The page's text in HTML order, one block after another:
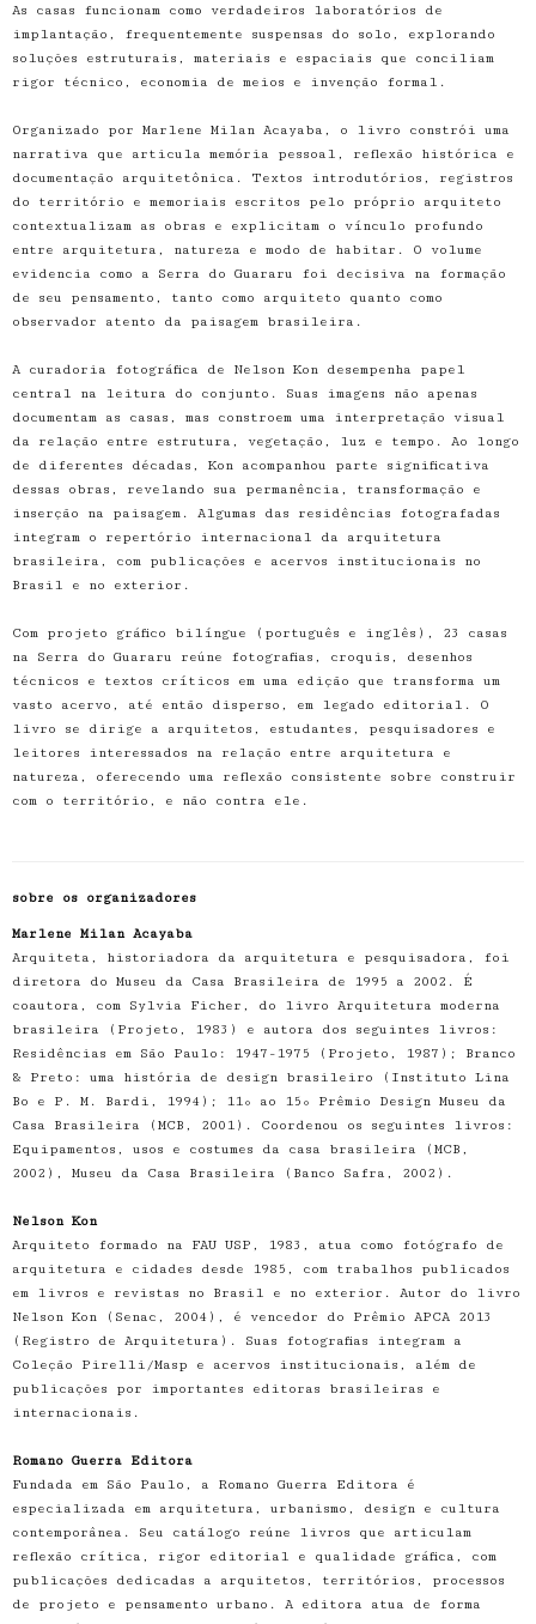
As casas funcionam como verdadeiros laboratórios de
implantação, frequentemente suspensas do solo, explorando
soluções estruturais, materiais e espaciais que conciliam
rigor técnico, economia de meios e invenção formal.
Organizado por Marlene Milan Acayaba, o livro constrói uma
narrativa que articula memória pessoal, reflexão histórica e
documentação arquitetônica. Textos introdutórios, registros
do território e memoriais escritos pelo próprio arquiteto
contextualizam as obras e explicitam o vínculo profundo
entre arquitetura, natureza e modo de habitar. O volume
evidencia como a Serra do Guararu foi decisiva na formação
de seu pensamento, tanto como arquiteto quanto como
observador atento da paisagem brasileira.
A curadoria fotográfica de Nelson Kon desempenha papel
central na leitura do conjunto. Suas imagens não apenas
documentam as casas, mas constroem uma interpretação visual
da relação entre estrutura, vegetação, luz e tempo. Ao longo
de diferentes décadas, Kon acompanhou parte significativa
dessas obras, revelando sua permanência, transformação e
inserção na paisagem. Algumas das residências fotografadas
integram o repertório internacional da arquitetura
brasileira, com publicações e acervos institucionais no
Brasil e no exterior.
Com projeto gráfico bilíngue (português e inglês), 23 casas
na Serra do Guararu reúne fotografias, croquis, desenhos
técnicos e textos críticos em uma edição que transforma um
vasto acervo, até então disperso, em legado editorial. O
livro se dirige a arquitetos, estudantes, pesquisadores e
leitores interessados na relação entre arquitetura e
natureza, oferecendo uma reflexão consistente sobre construir
com o território, e não contra ele.
sobre os organizadores
Marlene Milan Acayaba
Arquiteta, historiadora da arquitetura e pesquisadora, foi
diretora do Museu da Casa Brasileira de 1995 a 2002. É
coautora, com Sylvia Ficher, do livro Arquitetura moderna
brasileira (Projeto, 1983) e autora dos seguintes livros:
Residências em São Paulo: 1947-1975 (Projeto, 1987); Branco
& Preto: uma história de design brasileiro (Instituto Lina
Bo e P. M. Bardi, 1994); 11º ao 15º Prêmio Design Museu da
Casa Brasileira (MCB, 2001). Coordenou os seguintes livros:
Equipamentos, usos e costumes da casa brasileira (MCB,
2002), Museu da Casa Brasileira (Banco Safra, 2002).
Nelson Kon
Arquiteto formado na FAU USP, 1983, atua como fotógrafo de
arquitetura e cidades desde 1985, com trabalhos publicados
em livros e revistas no Brasil e no exterior. Autor do livro
Nelson Kon (Senac, 2004), é vencedor do Prêmio APCA 2013
(Registro de Arquitetura). Suas fotografias integram a
Coleção Pirelli/Masp e acervos institucionais, além de
publicações por importantes editoras brasileiras e
internacionais.
Romano Guerra Editora
Fundada em São Paulo, a Romano Guerra Editora é
especializada em arquitetura, urbanismo, design e cultura
contemporânea. Seu catálogo reúne livros que articulam
reflexão crítica, rigor editorial e qualidade gráfica, com
publicações dedicadas a arquitetos, territórios, processos
de projeto e pensamento urbano. A editora atua de forma